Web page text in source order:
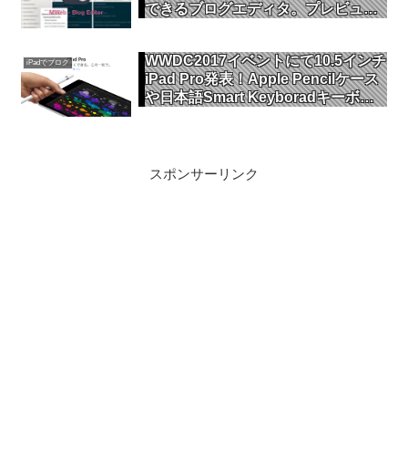
できるブログエディタ。プレビュー
iPadでブログ
WWDC2017イベントにて10.5インチ
iPad Pro発表！Apple Pencilケース
や日本語Smart Keyboradキーボー
スポンサーリンク